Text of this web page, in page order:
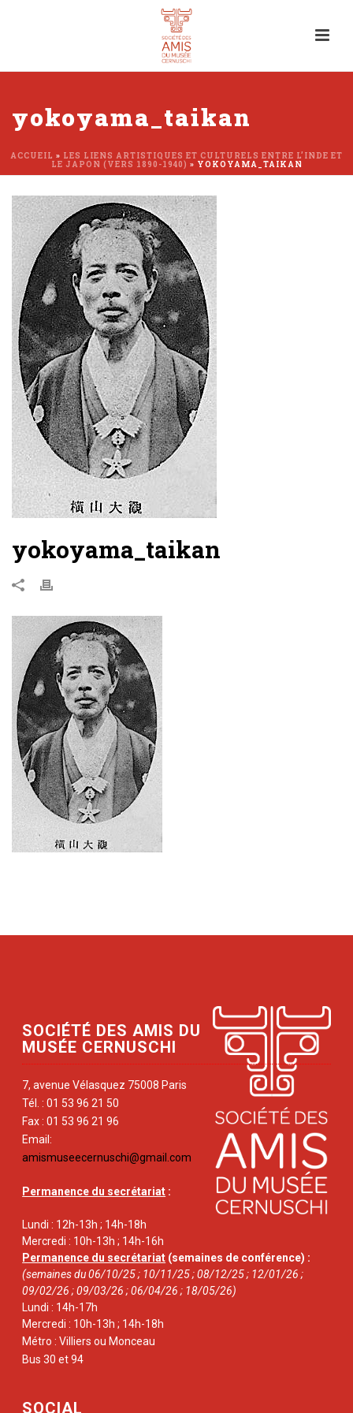
yokoyama_taikan
ACCUEIL » LES LIENS ARTISTIQUES ET CULTURELS ENTRE L’INDE ET
LE JAPON (VERS 1890-1940) » YOKOYAMA_TAIKAN
yokoyama_taikan
SOCIÉTÉ DES AMIS DU
MUSÉE CERNUSCHI
7, avenue Vélasquez 75008 Paris
Tél. : 01 53 96 21 50
Fax : 01 53 96 21 96
Email:
amismuseecernuschi@gmail.com
Permanence du secrétariat :
Lundi : 12h-13h ; 14h-18h
Mercredi : 10h-13h ; 14h-16h
Permanence du secrétariat (semaines de conférence) :
(semaines du 06/10/25 ; 10/11/25 ; 08/12/25 ; 12/01/26 ;
09/02/26 ; 09/03/26 ; 06/04/26 ; 18/05/26)
Lundi : 14h-17h
Mercredi : 10h-13h ; 14h-18h
Métro : Villiers ou Monceau
Bus 30 et 94
SOCIAL